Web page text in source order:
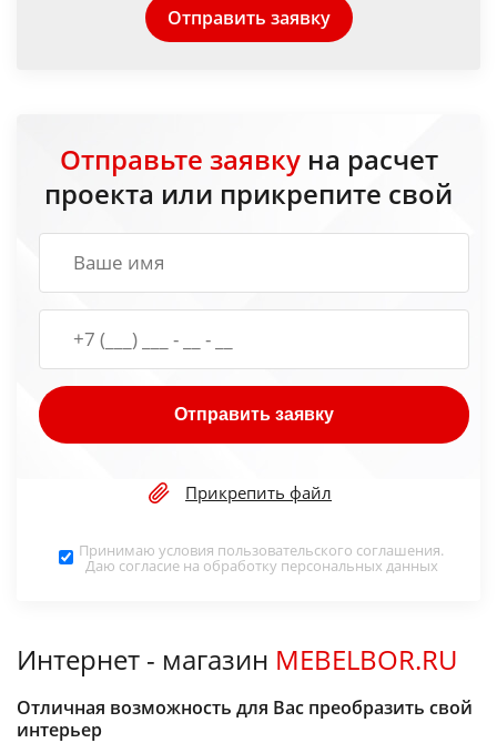
Отправить заявку
Отправьте заявкуна расчет
проекта или прикрепите свой
Отправить заявку
Прикрепить файл
Принимаю условия пользовательского соглашения.
Даю согласие на обработку персональных данных
Интернет - магазин MEBELBOR.RU
Отличная возможность для Вас преобразить свой
интерьер